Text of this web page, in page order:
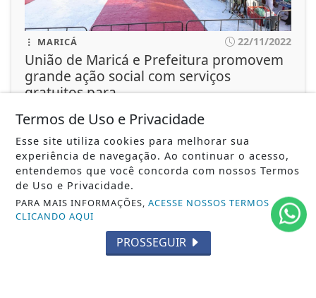
MARICÁ 22/11/2022
União de Maricá e Prefeitura promovem
grande ação social com serviços
gratuitos para...
escola, e oferecerá atendimentos...
ACESSAR
FERAS DO SAMBANAS REDES SOCIAIS
Termos de Uso e Privacidade
Esse site utiliza cookies para melhorar sua
experiência de navegação. Ao continuar o acesso,
entendemos que você concorda com nossos Termos
de Uso e Privacidade.
PARA MAIS INFORMAÇÕES,ACESSE NOSSOS TERMOS
CLICANDO AQUI
PROSSEGUIR